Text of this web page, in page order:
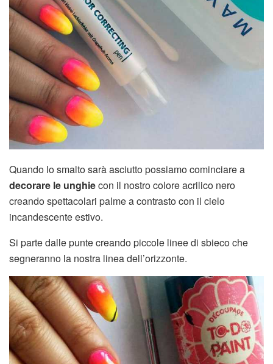
Quando lo smalto sarà asciutto possiamo cominciare a
decorare le unghiecon il nostro colore acrilico nero
creando spettacolari palme a contrasto con il cielo
incandescente estivo.
Si parte dalle punte creando piccole linee di sbieco che
segneranno la nostra linea dell’orizzonte.